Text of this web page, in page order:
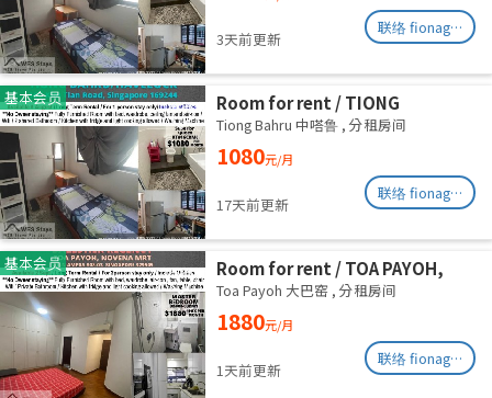
3天前更新
联络 fionag@transinex.com.sg
基本会员
Room for rent / TIONG
BAHRU/HAVELOCK / Common
room / 1pax stay / Available 6
August
Tiong Bahru 中嗒鲁 , 分租房间
1080元/月
17天前更新
联络 fionag@transinex.com.sg
基本会员
Room for rent / TOA PAYOH,
NOVENA MRT / Master room /
1pax stay / Available Sept 2
Toa Payoh 大巴窑 , 分租房间
1880元/月
1天前更新
联络 fionag@transinex.com.sg